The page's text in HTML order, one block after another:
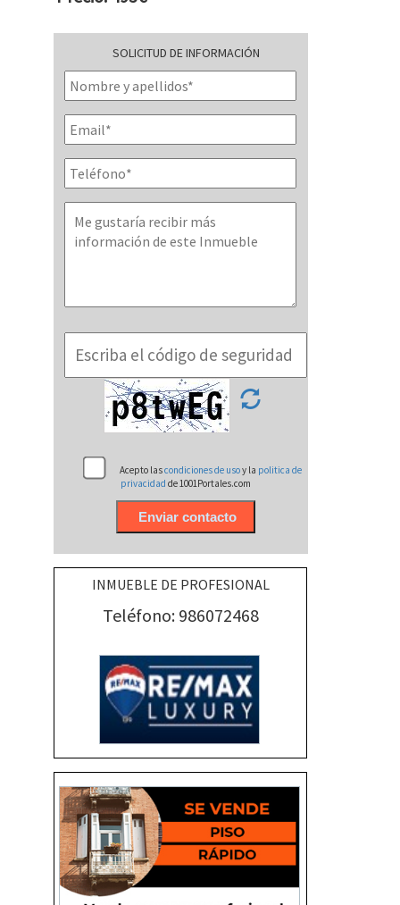
SOLICITUD DE INFORMACIÓN
Acepto lascondiciones de usoy la politica de
privacidadde 1001Portales.com
INMUEBLE DE PROFESIONAL
Teléfono: 986072468